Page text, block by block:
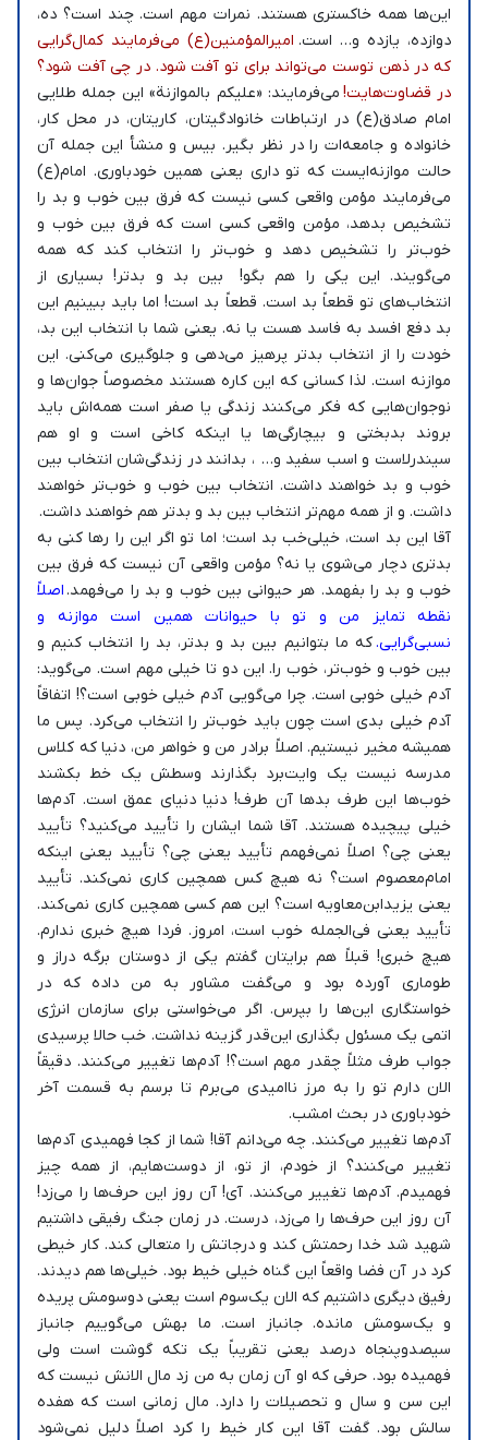
این‌ها همه خاکستری هستند. نمرات مهم است. چند است؟ ده،
دوازده، یازده و… است. امیرالمؤمنین‌(ع) می‌فرمایند کمال‌گرایی
که در ذهن توست می‌تواند برای تو آفت شود. در چی آفت شود؟
در قضاوت‌هایت! می‌فرمایند: «علیکم بالموازنة» این جمله طلایی
امام صادق(ع) در ارتباطات خانوادگیتان، کاریتان، در محل کار،
خانواده و جامعه‌ات را در نظر بگیر. بیس و منشأ این جمله آن
حالت موازنه‌ایست که تو داری یعنی همین خودباوری. امام(ع)
می‌فرمایند مؤمن واقعی کسی نیست که فرق بین خوب و بد را
تشخیص بدهد، مؤمن واقعی کسی است که فرق بین خوب و
خوب‌تر را تشخیص دهد و خوب‌تر را انتخاب کند که همه
می‌گویند. این یکی را هم بگو! بین بد و بدتر! بسیاری از
انتخاب‌های تو قطعاً بد است. قطعاً بد است! اما باید ببینیم این
بد دفع افسد به فاسد هست یا نه. یعنی شما با انتخاب این بد،
خودت را از انتخاب بدتر پرهیز می‌دهی و جلوگیری می‌کنی. این
موازنه است. لذا کسانی که این کاره هستند مخصوصاً جوان‌ها و
نوجوان‌هایی که فکر می‌کنند زندگی یا صفر است همه‌اش باید
بروند بدبختی و بیچارگی‌ها یا اینکه کاخی است و او هم
سیندرلاست و اسب سفید و… ، بدانند در زندگی‌شان انتخاب بین
خوب و بد خواهند داشت. انتخاب بین خوب و خوب‌تر خواهند
داشت. و از همه مهم‌تر انتخاب بین بد و بدتر هم خواهند داشت.
آقا این بد است، خیلی‌خب بد است؛ اما تو اگر این را رها کنی به
بدتری دچار می‌شوی یا نه؟ مؤمن واقعی آن نیست که فرق بین
خوب و بد را بفهمد. هر حیوانی بین خوب و بد را می‌فهمد.اصلاً
نقطه تمایز من و تو با حیوانات همین است موازنه و
نسبی‌گرایی.که ما بتوانیم بین بد و بدتر، بد را انتخاب کنیم و
بین خوب و خوب‌تر، خوب را. این دو تا خیلی مهم است. می‌گوید:
آدم خیلی خوبی است. چرا می‌گویی آدم خیلی خوبی است؟! اتفاقاً
آدم خیلی بدی است چون باید خوب‌تر را انتخاب می‌کرد. پس ما
همیشه مخیر نیستیم. اصلاً برادر من و خواهر من، دنیا که کلاس
مدرسه نیست یک وایت‌برد بگذارند وسطش یک خط بکشند
خوب‌ها این طرف بدها آن طرف! دنیا دنیای عمق است. آدم‌ها
خیلی پیچیده هستند. آقا شما ایشان را تأیید می‌کنید؟ تأیید
یعنی چی؟ اصلاً نمی‌فهمم تأیید یعنی چی؟ تأیید یعنی اینکه
امام‌معصوم است؟ نه هیچ کس همچین کاری نمی‌کند. تأیید
یعنی یزیدابن‌معاویه است؟ این هم کسی همچین کاری نمی‌کند.
تأیید یعنی فی‌الجمله خوب است، امروز. فردا هیچ خبری ندارم.
هیچ خبری! قبلاً هم برایتان گفتم یکی از دوستان برگه‌ دراز و
طوماری آورده بود و می‌گفت مشاور به من داده که در
خواستگاری این‌ها را بپرس. اگر می‌خواستی برای سازمان انرژی
اتمی یک مسئول بگذاری این‌قدر گزینه نداشت. خب حالا پرسیدی
جواب طرف مثلاً چقدر مهم است؟! آدم‌ها تغییر می‌کنند. دقیقاً
الان دارم تو را به مرز ناامیدی می‌برم تا برسم به قسمت آخر
خودباوری در بحث امشب.
آدم‌ها تغییر می‌کنند. چه می‌دانم آقا! شما از کجا فهمیدی آدم‌ها
تغییر می‌کنند؟ از خودم، از تو، از دوست‌هایم، از همه چیز
فهمیدم. آدم‌ها تغییر می‌کنند. آی! آن روز این حرف‌ها را می‌زد!
آن روز این حرف‌ها را می‌زد، درست. در زمان جنگ رفیقی داشتیم
شهید شد خدا رحمتش کند و درجاتش را متعالی کند. کار خیطی
کرد در آن فضا واقعاً این گناه خیلی خیط بود. خیلی‌ها هم دیدند.
رفیق دیگری داشتیم که الان یک‌سوم است یعنی دوسومش پریده
و یک‌سومش مانده. جانباز است. ما بهش می‌گوییم جانباز
سیصدوپنجاه درصد یعنی تقریباً یک تکه گوشت است ولی
فهمیده بود. حرفی که او آن زمان به من زد مال الانش نیست که
این سن و سال و تحصیلات را دارد. مال زمانی است که هفده
سالش بود. گفت آقا این کار خیط را کرد اصلاً دلیل نمی‌شود